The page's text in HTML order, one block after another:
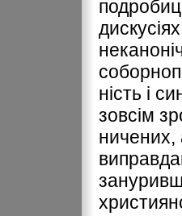
ність і
зовсім
ничених,